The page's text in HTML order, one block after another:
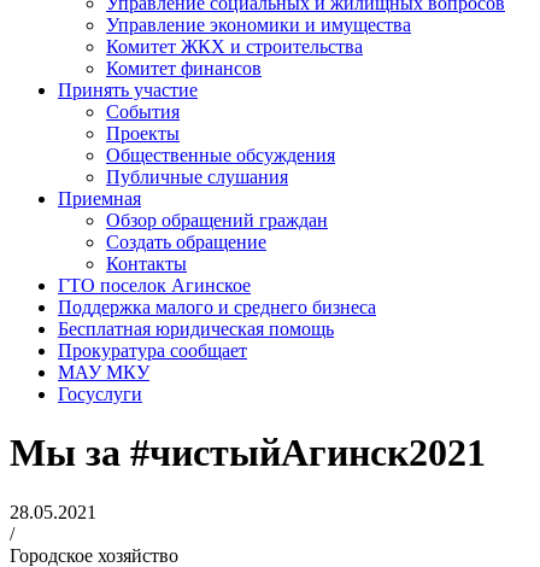
Управление экономики и имущества
Комитет ЖКХ и строительства
Комитет финансов
Принять участие
События
Проекты
Общественные обсуждения
Публичные слушания
Приемная
Обзор обращений граждан
Создать обращение
Контакты
ГТО поселок Агинское
Поддержка малого и среднего бизнеса
Бесплатная юридическая помощь
Прокуратура сообщает
МАУ МКУ
Госуслуги
Мы за #чистыйАгинск2021
28.05.2021
/
Городское хозяйство